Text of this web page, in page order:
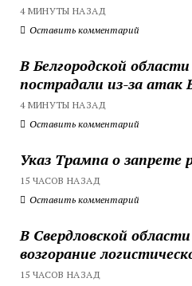
4 МИНУТЫ НАЗАД
Оставить комментарий
В Белгородской
пострадали из-за атак
4 МИНУТЫ НАЗАД
Оставить комментарий
Указ Трампа о запрете
15 ЧАСОВ НАЗАД
Оставить комментарий
В Свердловской
возгорание
15 ЧАСОВ НАЗАД